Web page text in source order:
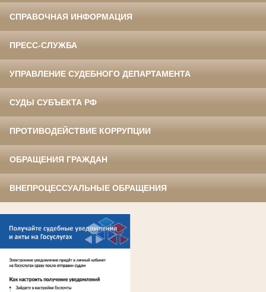
СПРАВОЧНАЯ ИНФОРМАЦИЯ
ПРЕСС-СЛУЖБА
УПРАВЛЕНИЕ СУДЕБНОГО ДЕПАРТАМЕНТА
СУДЫ СУБЪЕКТА РФ
ПРОТИВОДЕЙСТВИЕ КОРРУПЦИИ
ОБРАЩЕНИЯ ГРАЖДАН
ВНЕПРОЦЕССУАЛЬНЫЕ ОБРАЩЕНИЯ